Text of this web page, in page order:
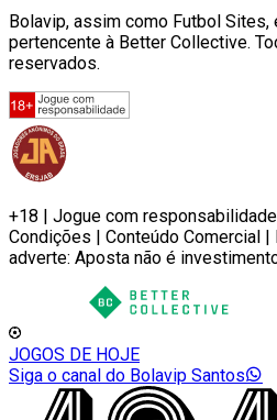
Bolavip, assim como Futbol Sites,
pertencente à Better Collective.
reservados.
+18 | Jogue com
Condições | Conteúdo Comercial
adverte: Aposta não é
JOGOS DE HOJE
Siga o canal do Bolavip Santos